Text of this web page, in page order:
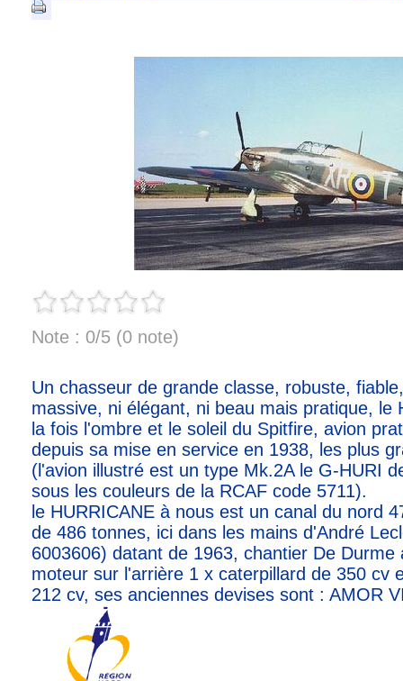
Note : 0/5 (0 note)
Un chasseur de grande classe, robuste,
massive, ni élégant, ni beau mais pratique, le
la fois l'ombre et le soleil du Spitfire, avion
depuis sa mise en service en 1938, les plus
(l'avion illustré est un type Mk.2A le G-HURI
sous les couleurs de la RCAF code 5711).
le HURRICANE à nous est un canal du nord
de 486 tonnes, ici dans les mains d'André
6003606) datant de 1963, chantier De Durme
moteur sur l'arrière 1 x caterpillard de 350 cv
212 cv, ses anciennes devises sont : AMOR